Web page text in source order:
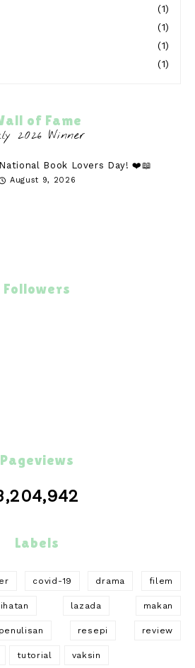
(1)
(1)
(1)
(1)
of Fame
National Book Lovers Day! ❤️📖
August 9, 2026
Followers
Pageviews
Labels
covid-19 drama filem
lazada makan
penulisan resepi review
tutorial vaksin